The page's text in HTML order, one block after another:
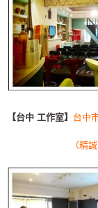
【台中 工作室】 台中
（精誠商圈內,